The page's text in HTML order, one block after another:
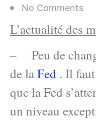
No Comments
L’actualité des
– Peu de
de laFed . Il
que la Fed
un niveau